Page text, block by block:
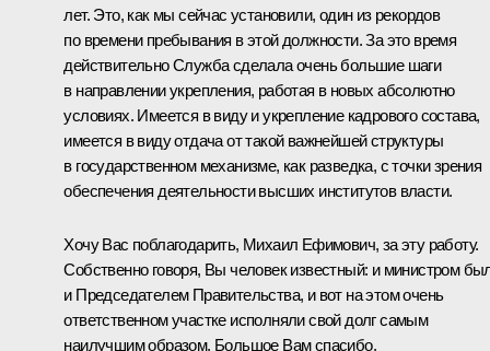
лет. Это, как мы сейчас установили, один из рекордов
по времени пребывания в этой должности. За это время
действительно Служба сделала очень большие шаги
в направлении укрепления, работая в новых абсолютно
условиях. Имеется в виду и укрепление кадрового состава,
имеется в виду отдача от такой важнейшей структуры
в государственном механизме, как разведка, с точки зрения
обеспечения деятельности высших институтов власти.
Хочу Вас поблагодарить, Михаил Ефимович, за эту работу.
Собственно говоря, Вы человек известный: и министром
и Председателем Правительства, и вот на этом очень
ответственном участке исполняли свой долг самым
наилучшим образом. Большое Вам спасибо.